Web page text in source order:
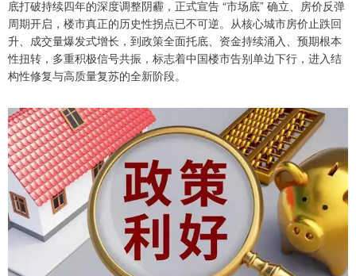
底打破持续四年的深度调整阴霾，正式宣告 “市场底” 确立、房价反弹
周期开启，楼市真正的历史性拐点已不可逆。从核心城市房价止跌回
升、成交量爆发式增长，到政策全面托底、资金持续涌入、预期根本
性扭转，多重积极信号共振，标志着中国楼市告别单边下行，进入结
构性修复与高质量复苏的全新阶段。